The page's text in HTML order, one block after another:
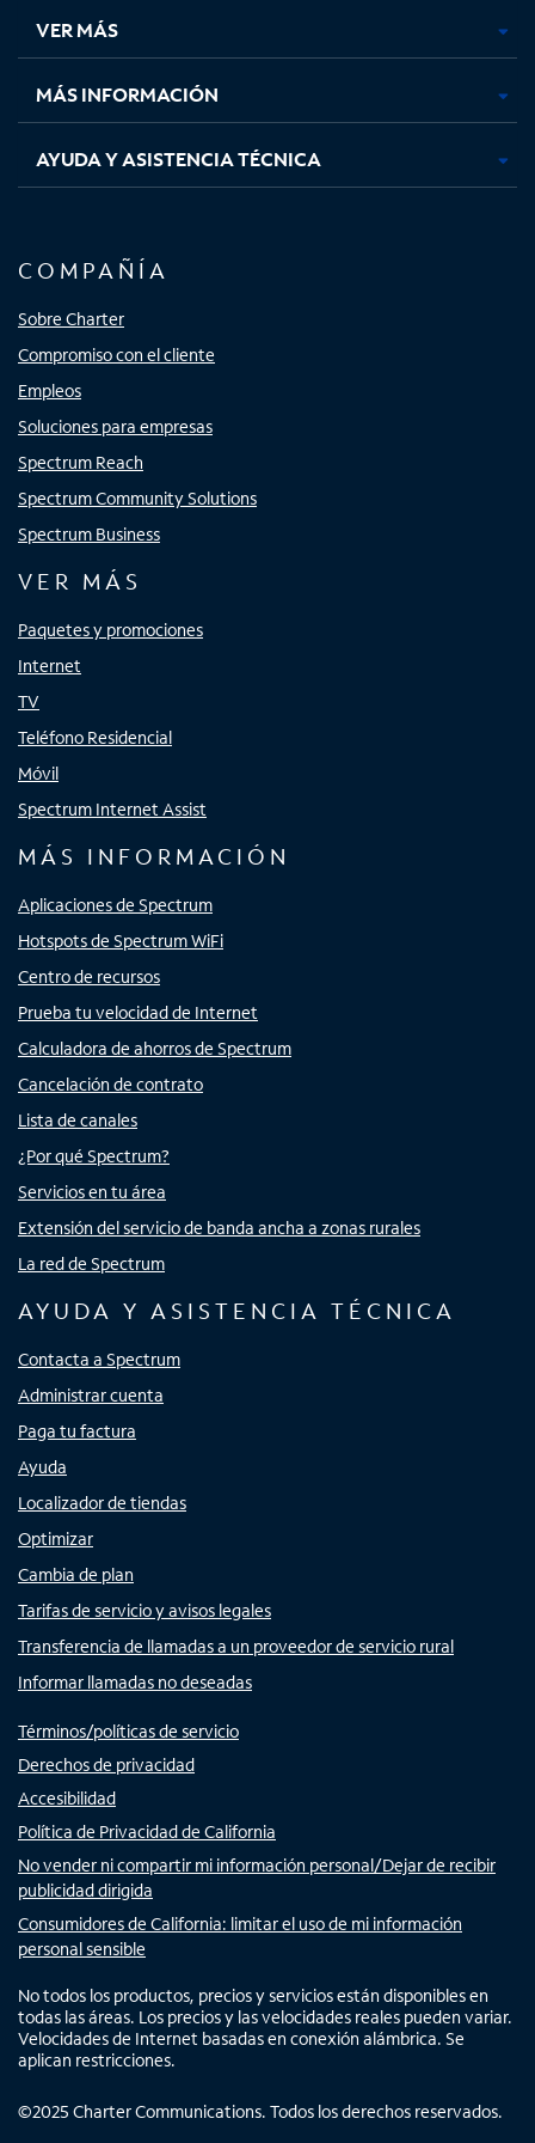
pestaña
nueva
pestaña
nueva
pestaña
nuevanueva
VER MÁS
MÁS INFORMACIÓN
AYUDA Y ASISTENCIA TÉCNICA
COMPAÑÍA
Sobre Charter
Compromiso con el cliente
Empleos
Soluciones para empresas
Spectrum Reach
Spectrum Community Solutions
Spectrum Business
VER MÁS
Paquetes y promociones
Internet
TV
Teléfono Residencial
Móvil
Spectrum Internet Assist
MÁS INFORMACIÓN
Aplicaciones de Spectrum
Hotspots de Spectrum WiFi
Centro de recursos
Prueba tu velocidad de Internet
Calculadora de ahorros de Spectrum
Cancelación de contrato
Lista de canales
¿Por qué Spectrum?
Servicios en tu área
Extensión del servicio de banda ancha a zonas rurales
La red de Spectrum
AYUDA Y ASISTENCIA TÉCNICA
Contacta a Spectrum
Administrar cuenta
Paga tu factura
Ayuda
Localizador de tiendas
Optimizar
Cambia de plan
Tarifas de servicio y avisos legales
Transferencia de llamadas a un proveedor de servicio rural
Informar llamadas no deseadas
Términos/políticas de servicio
Derechos de privacidad
Accesibilidad
Política de Privacidad de California
No vender ni compartir mi información personal/Dejar de recibir
publicidad dirigida
Consumidores de California: limitar el uso de mi información
personal sensible
No todos los productos, precios y servicios están disponibles en
todas las áreas. Los precios y las velocidades reales pueden variar.
Velocidades de Internet basadas en conexión alámbrica. Se
aplican restricciones.
©2025 Charter Communications. Todos los derechos reservados.